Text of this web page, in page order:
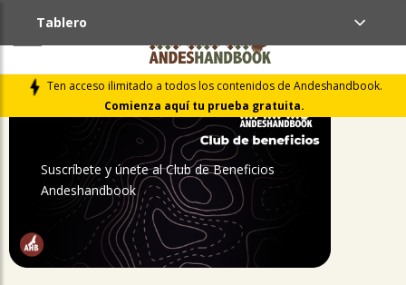
Ten acceso ilimitado a todos los contenidos de Andeshandbook.
Comienza aquí tu prueba gratuita.
Tablero
Suscríbete y únete al Club de Beneficios
Andeshandbook